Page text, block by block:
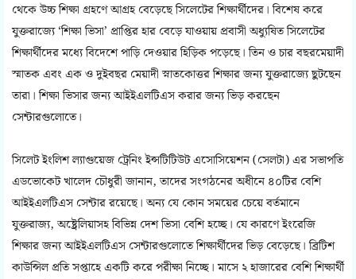
থেকে উচ্চ শিক্ষা গ্রহণে আগ্রহ বেড়েছে সিলেটের শিক্ষার্থীদের। বিশেষ করে
যুক্তরাজ্যে ‘শিক্ষা ভিসা’ প্রাপ্তির হার বেড়ে যাওয়ায় প্রবাসী অধ্যুষিত সিলেটের
শিক্ষার্থীদের মধ্যে বিদেশে পাড়ি দেওয়ার হিড়িক পড়েছে। তিন ও চার বছরমেয়াদী
স্মাতক এবং এক ও দুইবছর মেয়াদী স্নাতকোত্তর শিক্ষার জন্য যুক্তরাজ্যে ছুটছেন
তারা। শিক্ষা ভিসার জন্য আইইএলটিএস করার জন্য ভিড় করছেন
সেন্টারগুলোতে।
সিলেট ইংলিশ ল্যাগুয়েজ ট্রেনিং ইন্সটিটিউট এসোসিয়েশন (সেলটা) এর সভাপতি
এডভোকেট খালেদ চৌধুরী জানান, তাদের সংগঠনের অধীনে ৪০টির বেশি
আইইএলটিএস সেন্টার রয়েছে। অন্য যে কোন সময়ের চেয়ে বর্তমানে
যুক্তরাজ্য, অষ্ট্রেলিয়াসহ বিভিন্ন দেশ ভিসা বেশি হচ্ছে। যে কারণে ইংরেজি
শিক্ষার জন্য আইইএলটিএস সেন্টারগুলোতে শিক্ষার্থীদের ভিড় বেড়েছে। ব্রিটিশ
কাউন্সিল প্রতি সপ্তাহে একটি করে পরীক্ষা নিচ্ছে। মাসে ২ হাজারের বেশি শিক্ষার্থী